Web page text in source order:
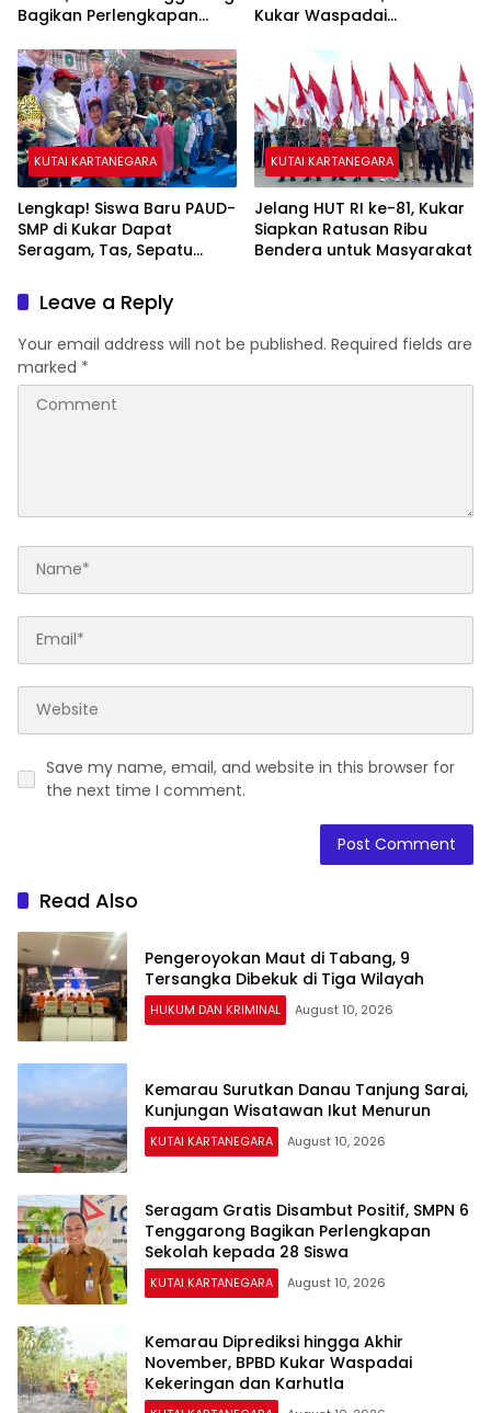
Bagikan Perlengkapan
Kukar Waspadai
KUTAI KARTANEGARA
Lengkap! Siswa Baru PAUD-
SMP di Kukar Dapat
Seragam, Tas, Sepatu
KUTAI KARTANEGARA
Jelang HUT RI ke-81, Kukar
Siapkan Ratusan Ribu
Bendera untuk Masyarakat
Leave a Reply
Your email address will not be published. Required fields are
marked *
Save my name, email, and website in this browser for
the next time I comment.
Read Also
Pengeroyokan Maut di Tabang, 9
Tersangka Dibekuk di Tiga Wilayah
HUKUM DAN KRIMINAL August 10, 2026
Kemarau Surutkan Danau Tanjung Sarai,
Kunjungan Wisatawan Ikut Menurun
KUTAI KARTANEGARA August 10, 2026
Seragam Gratis Disambut Positif, SMPN 6
Tenggarong Bagikan Perlengkapan
Sekolah kepada 28 Siswa
KUTAI KARTANEGARA August 10, 2026
Kemarau Diprediksi hingga Akhir
November, BPBD Kukar Waspadai
Kekeringan dan Karhutla